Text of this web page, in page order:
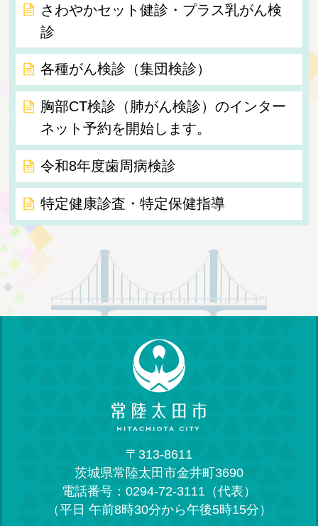
さわやかセット健診・プラス乳がん検
診
各種がん検診（集団検診）
胸部CT検診（肺がん検診）のインター
ネット予約を開始します。
令和8年度歯周病検診
特定健康診査・特定保健指導
〒313-8611
茨城県常陸太田市金井町3690
電話番号：0294-72-3111（代表）
（平日 午前8時30分から午後5時15分）